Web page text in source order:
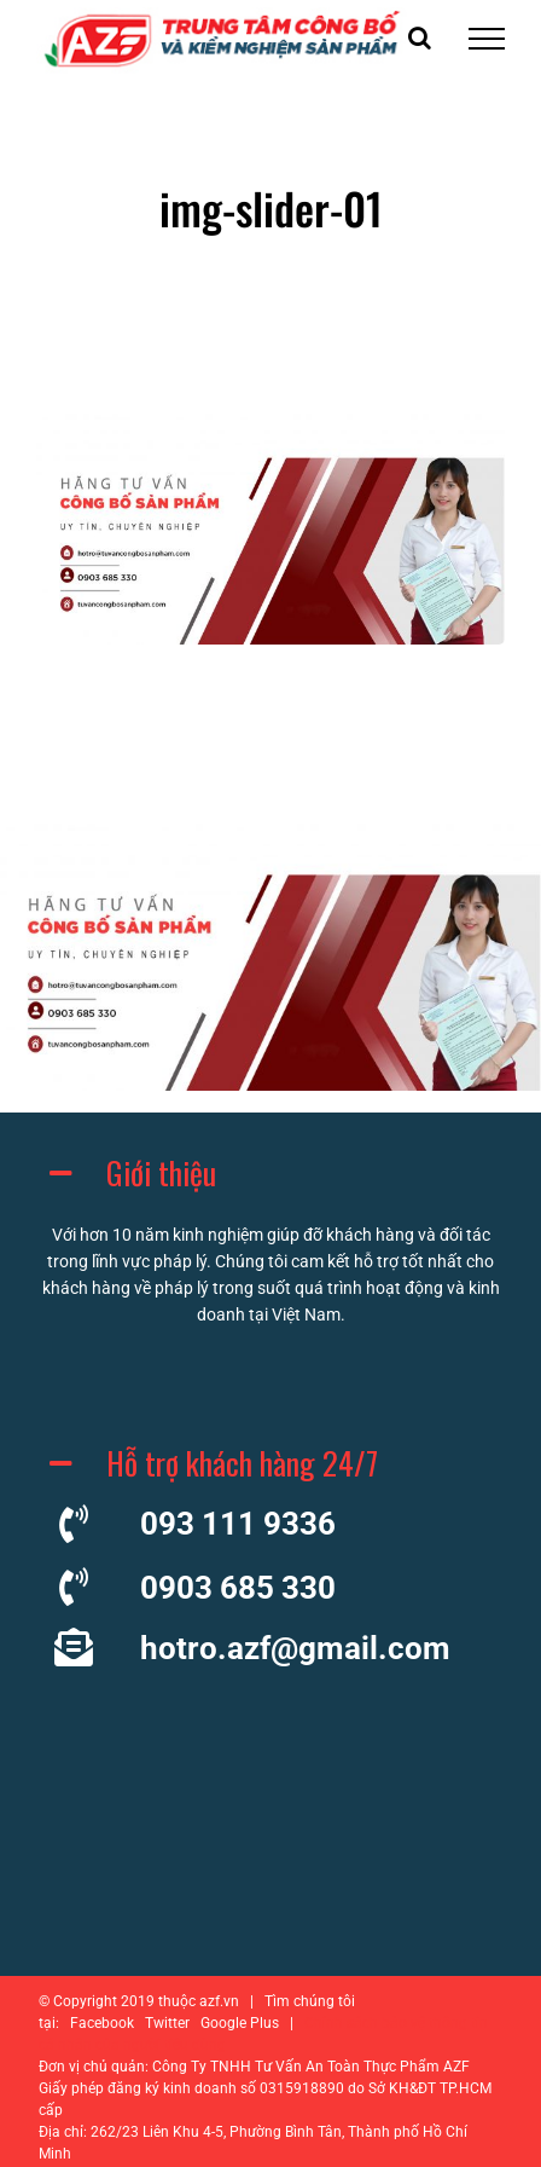
img-slider-01
Giới thiệu
Với hơn 10 năm kinh nghiệm giúp đỡ khách hàng và đối tác
trong lĩnh vực pháp lý. Chúng tôi cam kết hỗ trợ tốt nhất cho
khách hàng về pháp lý trong suốt quá trình hoạt động và kinh
doanh tại Việt Nam.
Hỗ trợ khách hàng 24/7
093 111 9336
0903 685 330
hotro.azf@gmail.com
© Copyright 2019 thuộc azf.vn | Tìm chúng tôi
tại: Facebook Twitter Google Plus |
Đơn vị chủ quản: Công Ty TNHH Tư Vấn An Toàn Thực Phẩm AZF
Giấy phép đăng ký kinh doanh số 0315918890 do Sở KH&ĐT TP.HCM
cấp
Địa chỉ: 262/23 Liên Khu 4-5, Phường Bình Tân, Thành phố Hồ Chí
Minh